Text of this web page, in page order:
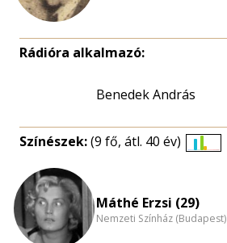
Rádióra alkalmazó:
Benedek András
Színészek:(9 fő, átl. 40 év)
Máthé Erzsi (29)
Nemzeti Színház (Budapest)